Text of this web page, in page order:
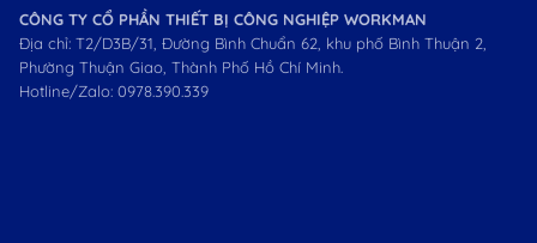
CÔNG TY CỔ PHẦN THIẾT BỊ CÔNG NGHIỆP WORKMAN
Địa chỉ: T2/D3B/31, Đường Bình Chuẩn 62, khu phố Bình Thuận 2,
Phường Thuận Giao, Thành Phố Hồ Chí Minh.
Hotline/Zalo: 0978.390.339